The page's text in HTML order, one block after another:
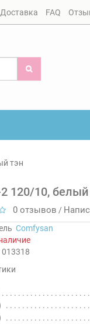
Доставка FAQ
тэн
120/10,
0 отзывов /
Comfysan
013318